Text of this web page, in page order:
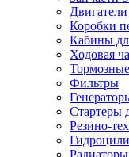
Коробки
Кабины
Ходовая
Фильтры
Стартеры
Резино-
Радиаторы